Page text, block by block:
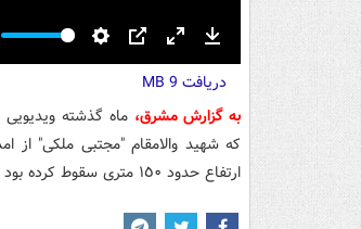
fullscreen
دریافت 9 MB
به گزارش مشرق، ماه گذشته ویدیویی
ارتفاع حدود ١٥٠ متری سقوط کرده بود را نجات داد.